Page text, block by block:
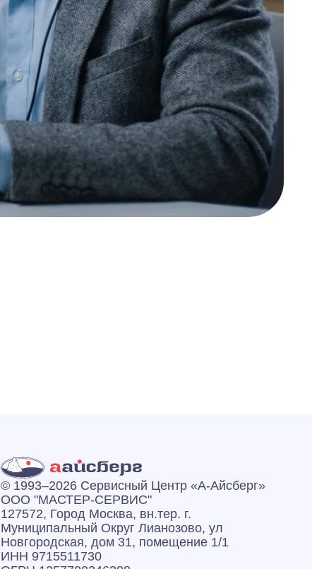
© 1993–2026 Сервисный Центр «А‑Айсберг»
ООО "МАСТЕР-СЕРВИС"
127572, Город Москва, вн.тер. г.
Муниципальный Округ Лианозово, ул
Новгородская, дом 31, помещение 1/1
ИНН 9715511730